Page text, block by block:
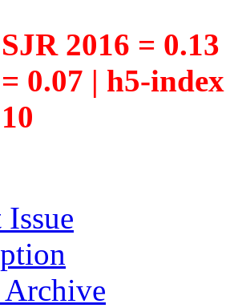
SJR 2016 =
= 0.07 | h5-
10